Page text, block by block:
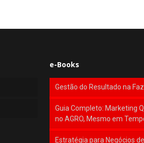
e-Books
Gestão do Resultado na
Guia Completo: Marketing
no AGRO, Mesmo em
Estratégia para Negócios